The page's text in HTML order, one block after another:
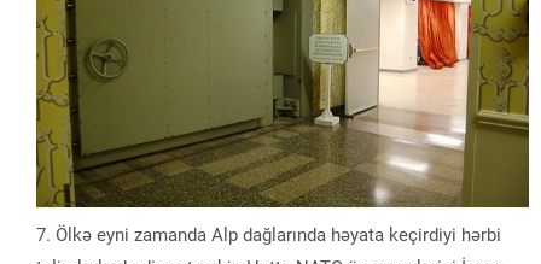
Ölkə eyni zamanda Alp dağlarında həyata keçirdiyi hərbi